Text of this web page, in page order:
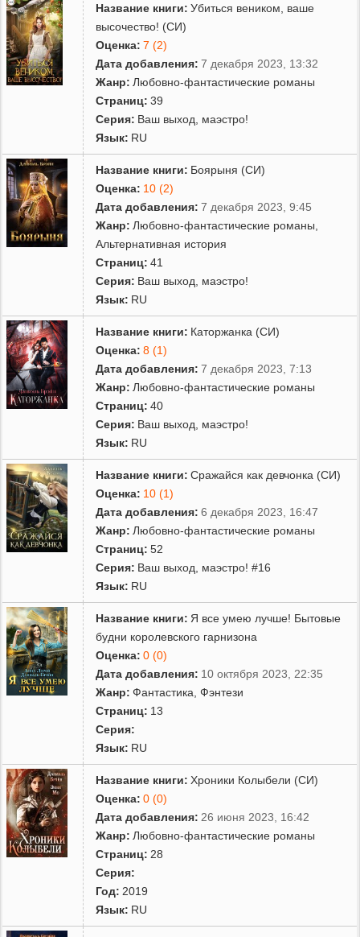
Название книги: Убиться веником, ваше
высочество! (СИ)
Оценка: 7 (2)
Дата добавления: 7 декабря 2023, 13:32
Жанр: Любовно-фантастические романы
Страниц: 39
Серия: Ваш выход, маэстро!
Язык: RU
Название книги: Боярыня (СИ)
Оценка: 10 (2)
Дата добавления: 7 декабря 2023, 9:45
Жанр: Любовно-фантастические романы
Альтернативная история
Страниц: 41
Серия: Ваш выход, маэстро!
Язык: RU
Название книги: Каторжанка (СИ)
Оценка: 8 (1)
Дата добавления: 7 декабря 2023, 7:13
Жанр: Любовно-фантастические романы
Страниц: 40
Серия: Ваш выход, маэстро!
Язык: RU
Название книги: Сражайся как девчонка (СИ)
Оценка: 10 (1)
Дата добавления: 6 декабря 2023, 16:47
Жанр: Любовно-фантастические романы
Страниц: 52
Серия: Ваш выход, маэстро! #16
Язык: RU
Название книги: Я все умею лучше! Бытовые
будни королевского гарнизона
Оценка: 0 (0)
Дата добавления: 10 октября 2023, 22:35
Жанр: Фантастика ,Фэнтези
Страниц: 13
Серия:
Язык: RU
Название книги: Хроники Колыбели (СИ)
Оценка: 0 (0)
Дата добавления: 26 июня 2023, 16:42
Жанр: Любовно-фантастические романы
Страниц: 28
Серия:
Год: 2019
Язык: RU